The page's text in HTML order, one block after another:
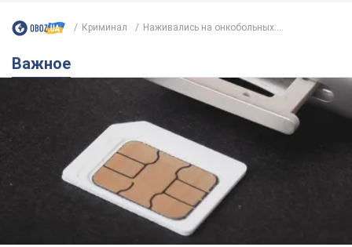
Криминал Наживались на онкобольных:...
Важное